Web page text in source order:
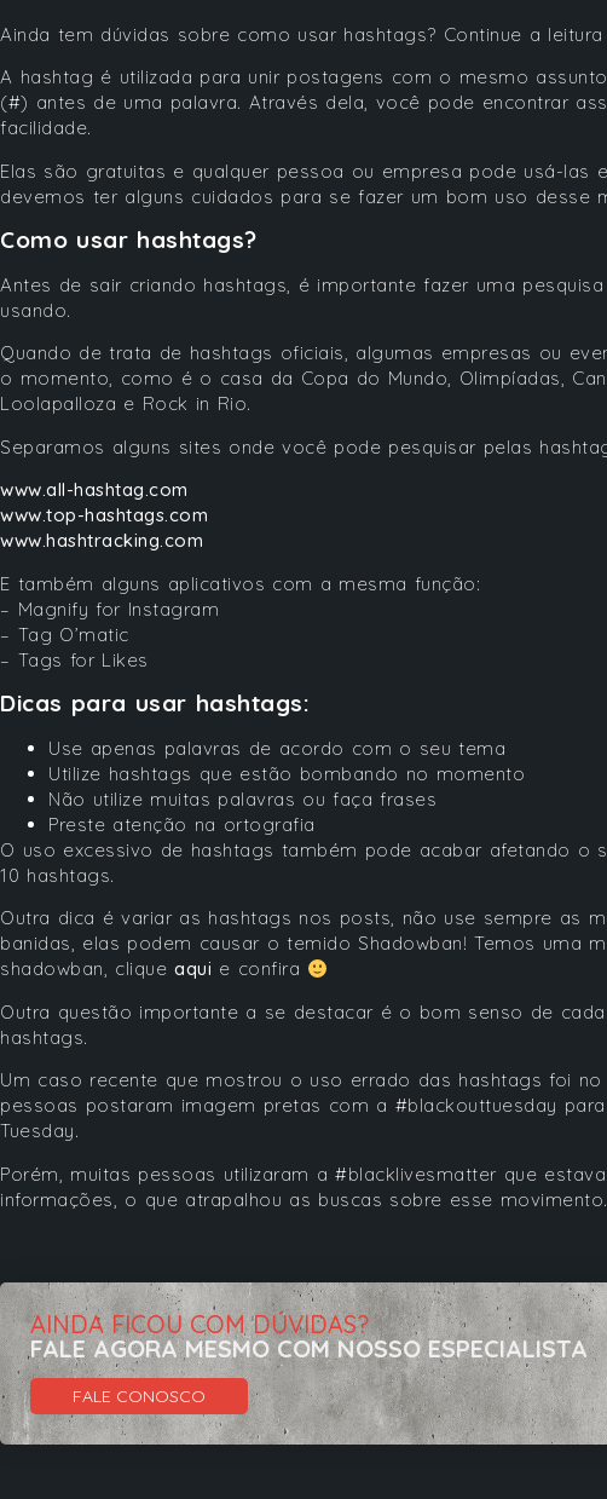
Ainda tem dúvidas sobre como usar hashtags? Continue a
A hashtag é utilizada para unir postagens com o mesmo
(#) antes de uma palavra. Através dela, você pode encontrar
facilidade.
Elas são gratuitas e qualquer pessoa ou empresa pode usá-las
devemos ter alguns cuidados para se fazer um bom uso desse
Como usar hashtags?
Antes de sair criando hashtags, é importante fazer uma
usando.
Quando de trata de hashtags oficiais, algumas empresas ou
o momento, como é o casa da Copa do Mundo, Olimpíadas,
Loolapalloza e Rock in Rio.
Separamos alguns sites onde você pode pesquisar pelas
www.all-hashtag.com
www.top-hashtags.com
www.hashtracking.com
E também alguns aplicativos com a mesma função:
– Magnify for Instagram
– Tag O’matic
– Tags for Likes
Dicas para usar hashtags:
Use apenas palavras de acordo com o seu tema
Utilize hashtags que estão bombando no momento
Não utilize muitas palavras ou faça frases
Preste atenção na ortografia
O uso excessivo de hashtags também pode acabar afetando o
10 hashtags.
Outra dica é variar as hashtags nos posts, não use sempre as
banidas, elas podem causar o temido Shadowban! Temos uma
shadowban, clique aqui e confira
Outra questão importante a se destacar é o bom senso de
hashtags.
Um caso recente que mostrou o uso errado das hashtags foi
pessoas postaram imagem pretas com a #blackouttuesday
Tuesday.
Porém, muitas pessoas utilizaram a #blacklivesmatter que
informações, o que atrapalhou as buscas sobre esse movimento.
AINDA FICOU COM DÚVIDAS?
FALE AGORA MESMO COM NOSSO ESPECIALISTA
FALE CONOSCO